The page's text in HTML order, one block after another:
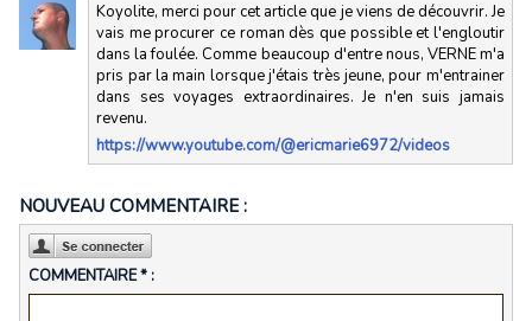
Koyolite, merci pour cet article que je viens de découvrir. Je
vais me procurer ce roman dès que possible et l'engloutir
dans la foulée. Comme beaucoup d'entre nous, VERNE m'a
pris par la main lorsque j'étais très jeune, pour m'entrainer
dans ses voyages extraordinaires. Je n'en suis jamais
revenu.
https://www.youtube.com/@ericmarie6972/videos
NOUVEAU COMMENTAIRE :
COMMENTAIRE * :